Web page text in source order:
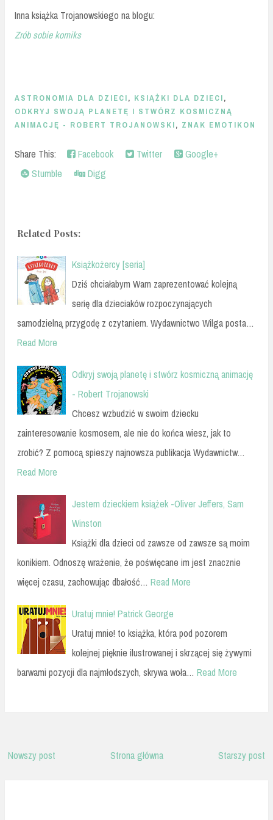
Inna książka Trojanowskiego na blogu:
Zrób sobie komiks
ASTRONOMIA DLA DZIECI, KSIĄŻKI DLA DZIECI,
ODKRYJ SWOJĄ PLANETĘ I STWÓRZ KOSMICZNĄ
ANIMACJĘ - ROBERT TROJANOWSKI, ZNAK EMOTIKON
Share This: Facebook Twitter
Google+
Stumble
Digg
Related Posts:
Książkożercy [seria]
Dziś chciałabym Wam zaprezentować kolejną
serię dla dzieciaków rozpoczynających
samodzielną przygodę z czytaniem. Wydawnictwo Wilga posta…
Read More
Odkryj swoją planetę i stwórz kosmiczną animację
- Robert Trojanowski
Chcesz wzbudzić w swoim dziecku
zainteresowanie kosmosem, ale nie do końca wiesz, jak to
zrobić? Z pomocą spieszy najnowsza publikacja Wydawnictw…
Read More
Jestem dzieckiem książek -Oliver Jeffers, Sam
Winston
Książki dla dzieci od zawsze od zawsze są moim
konikiem. Odnoszę wrażenie, że poświęcane im jest znacznie
więcej czasu, zachowując dbałość… Read More
Uratuj mnie! Patrick George
Uratuj mnie! to książka, która pod pozorem
kolejnej pięknie ilustrowanej i skrzącej się żywymi
barwami pozycji dla najmłodszych, skrywa woła… Read More
Nowszy post Starszy post
Strona główna